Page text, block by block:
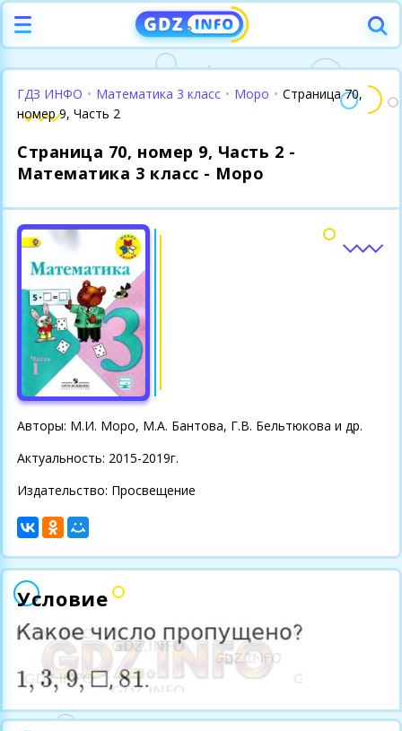
ГДЗ ИНФО • Математика 3 класс • Моро • Страница 70,
номер 9, Часть 2
Страница 70, номер 9, Часть 2 -
Математика 3 класс - Моро
Авторы: М.И. Моро, М.А. Бантова, Г.В. Бельтюкова и др.
Актуальность: 2015-2019г.
Издательство: Просвещение
Условие